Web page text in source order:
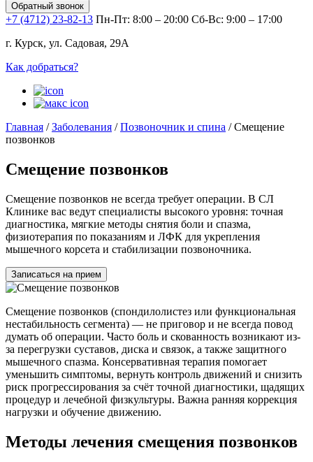
Обратный звонок
+7 (4712) 23-82-13 Пн-Пт: 8:00 – 20:00 Сб-Вс: 9:00 – 17:00
г. Курск, ул. Садовая, 29А
Как добраться?
Главная /Заболевания /Позвоночник и спина /Смещение
позвонков
Смещение позвонков
Смещение позвонков не всегда требует операции. В СЛ
Клинике вас ведут специалисты высокого уровня: точная
диагностика, мягкие методы снятия боли и спазма,
физиотерапия по показаниям и ЛФК для укрепления
мышечного корсета и стабилизации позвоночника.
Записаться на прием
Смещение позвонков (спондилолистез или функциональная
нестабильность сегмента) — не приговор и не всегда повод
думать об операции. Часто боль и скованность возникают из-
за перегрузки суставов, диска и связок, а также защитного
мышечного спазма. Консервативная терапия помогает
уменьшить симптомы, вернуть контроль движений и снизить
риск прогрессирования за счёт точной диагностики, щадящих
процедур и лечебной физкультуры. Важна ранняя коррекция
нагрузки и обучение движению.
Методы лечения смещения позвонков